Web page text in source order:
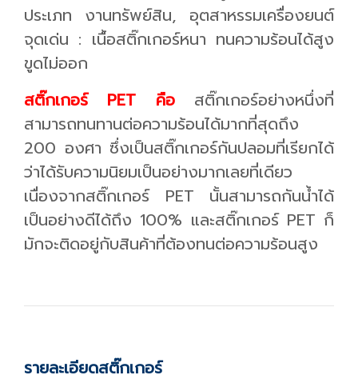
ประเภท งานทรัพย์สิน, อุตสาหรรมเครื่องยนต์
จุดเด่น : เนื้อสติ๊กเกอร์หนา ทนความร้อนได้สูง
ขูดไม่ออก
สติ๊กเกอร์ PET คือสติ๊กเกอร์อย่างหนึ่งที่
สามารถทนทานต่อความร้อนได้มากที่สุดถึง
200 องศา ซึ่งเป็นสติ๊กเกอร์กันปลอมที่เรียกได้
ว่าได้รับความนิยมเป็นอย่างมากเลยที่เดียว
เนื่องจากสติ๊กเกอร์ PET นั้นสามารถกันน้ำได้
เป็นอย่างดีได้ถึง 100% และสติ๊กเกอร์ PET ก็
มักจะติดอยู่กับสินค้าที่ต้องทนต่อความร้อนสูง
รายละเอียดสติ๊กเกอร์